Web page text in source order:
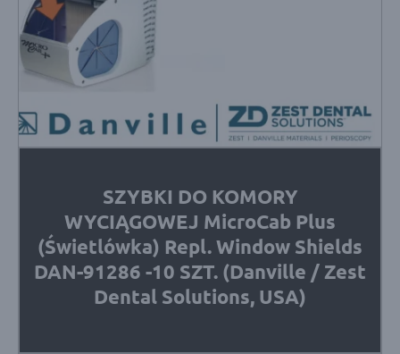
SZYBKI DO KOMORY
WYCIĄGOWEJ MicroCab Plus
(Świetlówka) Repl. Window Shields
DAN-91286 -10 SZT. (Danville / Zest
Dental Solutions, USA)